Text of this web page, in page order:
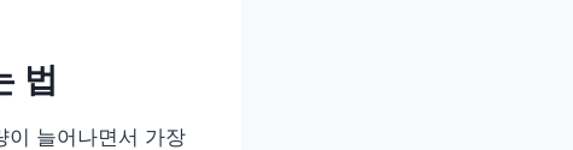
법
이 늘어나면서 가장